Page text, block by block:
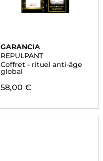
GARANCIA
REPULPANT
Coffret - rituel anti-âge
global
58,00 €